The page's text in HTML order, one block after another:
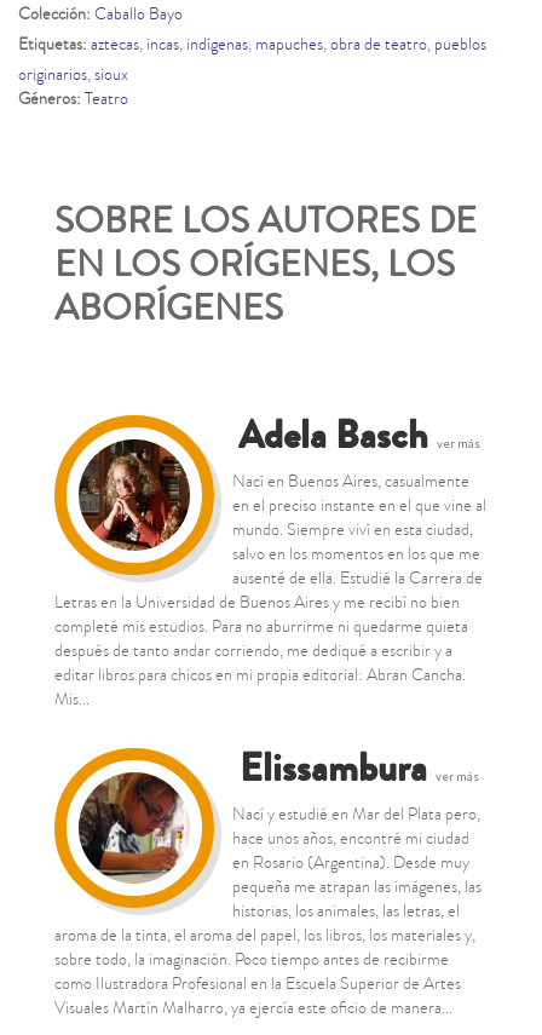
los
aborígenes
cantidad
Colección: Caballo Bayo
Etiquetas: aztecas, incas, indígenas, mapuches,obra de teatro, pueblos
originarios,sioux
Géneros: Teatro
SOBRE LOS AUTORES DE
EN LOS ORÍGENES, LOS
ABORÍGENES
Adela Basch ver más
Nací en Buenos Aires, casualmente
en el preciso instante en el que vine al
mundo. Siempre viví en esta ciudad,
salvo en los momentos en los que me
ausenté de ella. Estudié la Carrera de
Letras en la Universidad de Buenos Aires y me recibí no bien
completé mis estudios. Para no aburrirme ni quedarme quieta
después de tanto andar corriendo, me dediqué a escribir y a
editar libros para chicos en mi propia editorial: Abran Cancha.
Mis...
Elissambura ver más
Nací y estudié en Mar del Plata pero,
hace unos años, encontré mi ciudad
en Rosario (Argentina). Desde muy
pequeña me atrapan las imágenes, las
historias, los animales, las letras, el
aroma de la tinta, el aroma del papel, los libros, los materiales y,
sobre todo, la imaginación. Poco tiempo antes de recibirme
como Ilustradora Profesional en la Escuela Superior de Artes
Visuales Martín Malharro, ya ejercía este oficio de manera...